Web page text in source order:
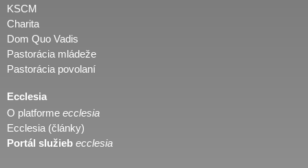
KSCM
Charita
Dom Quo Vadis
Pastorácia mládeže
Pastorácia povolaní
Ecclesia
O platforme ecclesia
Ecclesia (články)
Portál služieb ecclesia